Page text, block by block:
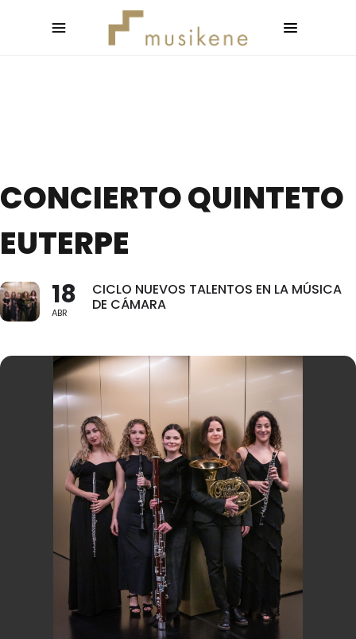
CONCIERTO QUINTETO
EUTERPE
18
ABR
CICLO NUEVOS TALENTOS EN LA MÚSICA
DE CÁMARA